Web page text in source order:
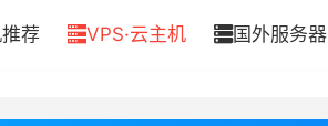
荐 VPS·云主机 国外服务器